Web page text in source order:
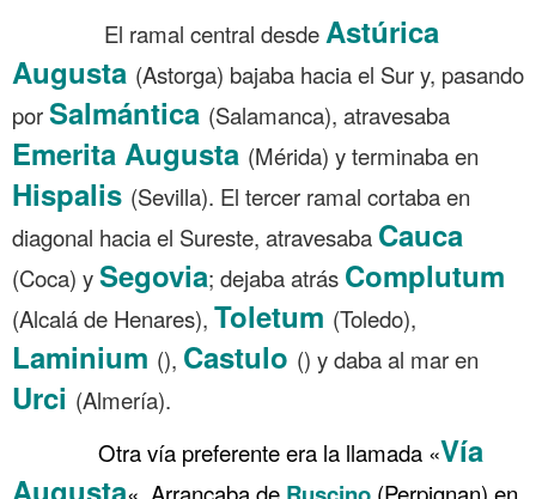
El ramal central desde Astúrica
Augusta (Astorga) bajaba hacia el Sur y, pasando
porSalmántica (Salamanca), atravesaba
Emerita Augusta (Mérida) y terminaba en
Hispalis (Sevilla). El tercer ramal cortaba en
diagonal hacia el Sureste, atravesaba Cauca
(Coca) ySegovia; dejaba atrás Complutum
(Alcalá de Henares), Toletum (Toledo),
Laminium (), Castulo () y daba al mar en
Urci (Almería).
Otra vía preferente era la llamada «Vía
Augusta«. Arrancaba de (Perpignan) en